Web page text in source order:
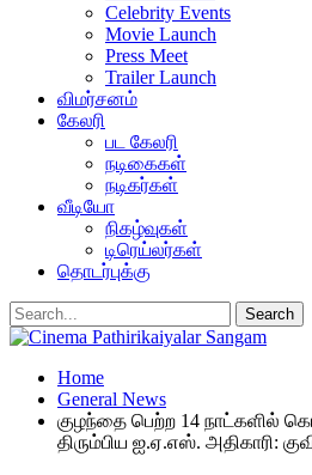
Celebrity Events
Movie Launch
Press Meet
Trailer Launch
விமர்சனம்
கேலரி
பட கேலரி
நடிகைகள்
நடிகர்கள்
வீடியோ
நிகழ்வுகள்
டிரெய்லர்கள்
தொடர்புக்கு
Home
General News
குழந்தை பெற்ற 14 நாட்களில்
திரும்பிய ஐ.ஏ.எஸ். அதிகாரி: